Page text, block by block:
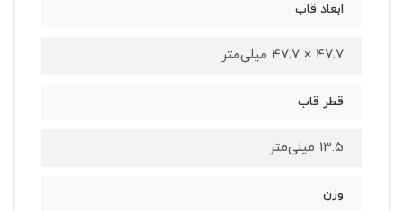
ابعاد قاب
47.7 × 47.7 میلی‌متر
قطر قاب
13.5 میلی‌متر
وزن